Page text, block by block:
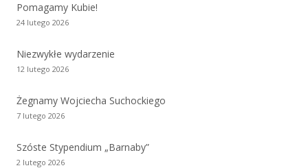
Pomagamy Kubie!
24 lutego 2026
Niezwykłe wydarzenie
12 lutego 2026
Żegnamy Wojciecha Suchockiego
7 lutego 2026
Szóste Stypendium „Barnaby”
2 lutego 2026